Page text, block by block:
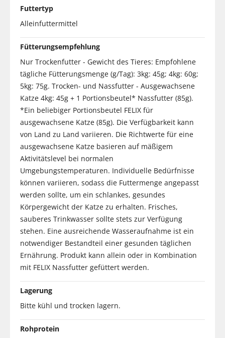
Futtertyp
Alleinfuttermittel
Fütterungsempfehlung
Nur Trockenfutter - Gewicht des Tieres: Empfohlene
tägliche Fütterungsmenge (g/Tag): 3kg: 45g; 4kg: 60g;
5kg: 75g. Trocken- und Nassfutter - Ausgewachsene
Katze 4kg: 45g + 1 Portionsbeutel* Nassfutter (85g).
*Ein beliebiger Portionsbeutel FELIX für
ausgewachsene Katze (85g). Die Verfügbarkeit kann
von Land zu Land variieren. Die Richtwerte für eine
ausgewachsene Katze basieren auf mäßigem
Aktivitätslevel bei normalen
Umgebungstemperaturen. Individuelle Bedürfnisse
können variieren, sodass die Futtermenge angepasst
werden sollte, um ein schlankes, gesundes
Körpergewicht der Katze zu erhalten. Frisches,
sauberes Trinkwasser sollte stets zur Verfügung
stehen. Eine ausreichende Wasseraufnahme ist ein
notwendiger Bestandteil einer gesunden täglichen
Ernährung. Produkt kann allein oder in Kombination
mit FELIX Nassfutter gefüttert werden.
Lagerung
Bitte kühl und trocken lagern.
Rohprotein